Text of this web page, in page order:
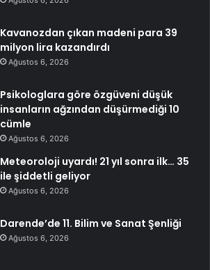
Kavanozdan çıkan madeni para 39
milyon lira kazandırdı
Ağustos 6, 2026
Psikologlara göre özgüveni düşük
insanların ağzından düşürmediği 10
cümle
Ağustos 6, 2026
Meteoroloji uyardı! 21 yıl sonra ilk… 35
ile şiddetli geliyor
Ağustos 6, 2026
Darende’de 11. Bilim ve Sanat Şenliği
Ağustos 6, 2026